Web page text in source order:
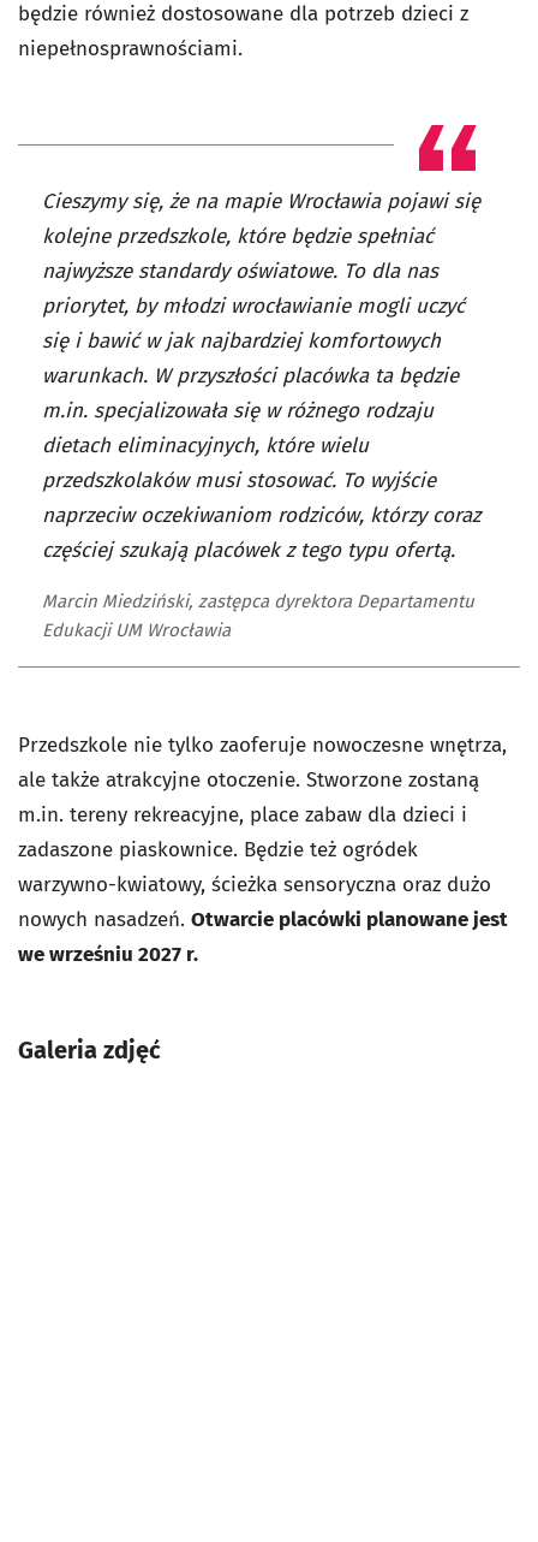
będzie również dostosowane dla potrzeb dzieci z
niepełnosprawnościami.
Cieszymy się, że na mapie Wrocławia pojawi się
kolejne przedszkole, które będzie spełniać
najwyższe standardy oświatowe. To dla nas
priorytet, by młodzi wrocławianie mogli uczyć
się i bawić w jak najbardziej komfortowych
warunkach. W przyszłości placówka ta będzie
m.in. specjalizowała się w różnego rodzaju
dietach eliminacyjnych, które wielu
przedszkolaków musi stosować. To wyjście
naprzeciw oczekiwaniom rodziców, którzy coraz
częściej szukają placówek z tego typu ofertą.
Marcin Miedziński, zastępca dyrektora Departamentu
Edukacji UM Wrocławia
Przedszkole nie tylko zaoferuje nowoczesne wnętrza,
ale także atrakcyjne otoczenie. Stworzone zostaną
m.in. tereny rekreacyjne, place zabaw dla dzieci i
zadaszone piaskownice. Będzie też ogródek
warzywno-kwiatowy, ścieżka sensoryczna oraz dużo
nowych nasadzeń. Otwarcie placówki planowane jest
we wrześniu 2027 r.
Galeria zdjęć